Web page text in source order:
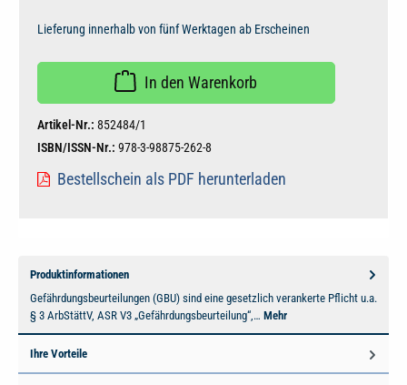
Lieferung innerhalb von fünf Werktagen ab Erscheinen
In den Warenkorb
Artikel-Nr.: 852484/1
ISBN/ISSN-Nr.: 978-3-98875-262-8
Bestellschein als PDF herunterladen
Produktinformationen
Gefährdungsbeurteilungen (GBU) sind eine gesetzlich verankerte Pflicht u.a.
§ 3 ArbStättV, ASR V3 „Gefährdungsbeurteilung“,… Mehr
Ihre Vorteile